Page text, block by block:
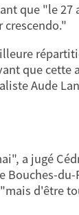
que "le 27
que cette
Aude
a jugé
Bouches-
d'être